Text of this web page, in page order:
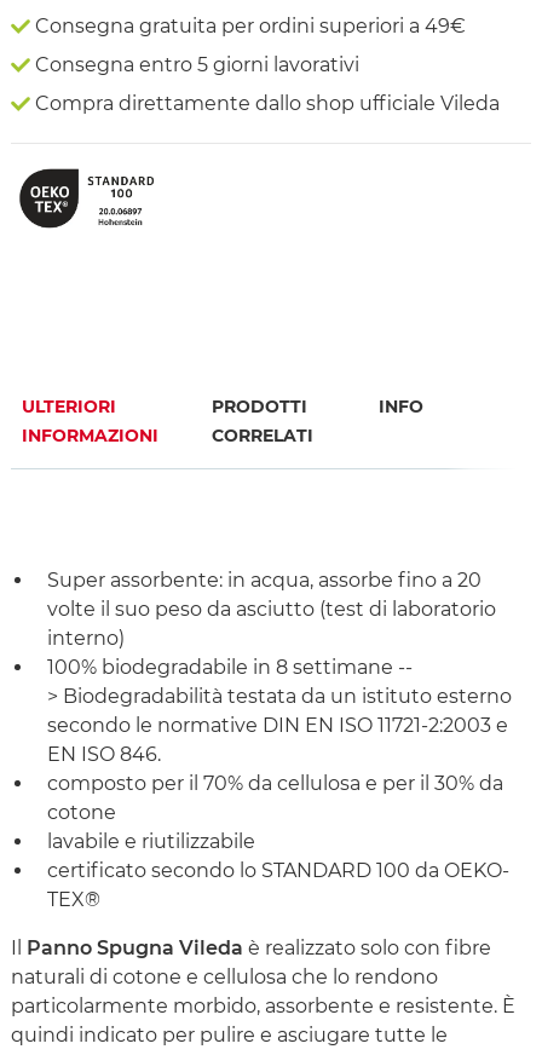
Consegna gratuita per ordini superiori a 49€
Consegna entro 5 giorni lavorativi
Compra direttamente dallo shop ufficiale Vileda
ULTERIORI
INFORMAZIONI
PRODOTTI
CORRELATI
INFO
Super assorbente: in acqua, assorbe fino a 20
volte il suo peso da asciutto (test di laboratorio
interno)
100% biodegradabile in 8 settimane --
> Biodegradabilità testata da un istituto esterno
secondo le normative DIN EN ISO 11721-2:2003 e
EN ISO 846.
composto per il 70% da cellulosa e per il 30% da
cotone
lavabile e riutilizzabile
certificato secondo lo STANDARD 100 da OEKO-
TEX®
Il Panno Spugna Vileda è realizzato solo con fibre
naturali di cotone e cellulosa che lo rendono
particolarmente morbido, assorbente e resistente. È
quindi indicato per pulire e asciugare tutte le